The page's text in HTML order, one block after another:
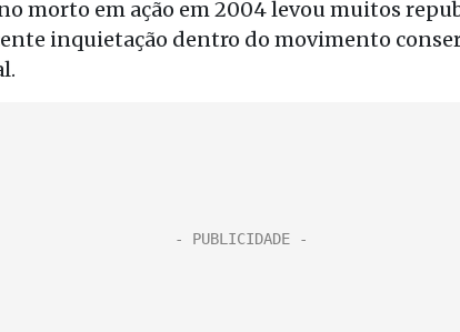
morto em ação em 2004 levou muitos
inquietação dentro do movimento